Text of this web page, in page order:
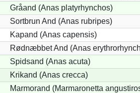
Gråand (Anas platyrhynchos)
Sortbrun And (Anas rubripes)
Kapand (Anas capensis)
Rødnæbbet And (Anas
Spidsand (Anas acuta)
Krikand (Anas crecca)
Marmorand (Marmaronetta